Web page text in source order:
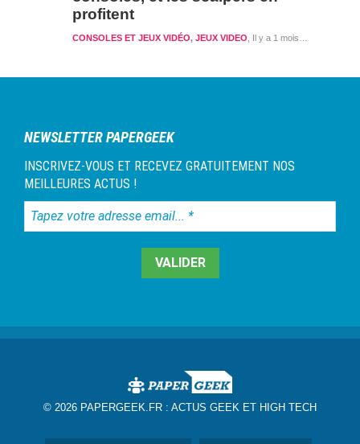
profitent
Il y a 1 mois et 1 semaine
CONSOLES ET JEUX VIDÉO, JEUX VIDEO
NEWSLETTER PAPERGEEK
INSCRIVEZ-VOUS ET RECEVEZ GRATUITEMENT NOS
MEILLEURES ACTUS !
Tapez
votre
© 2026 PAPERGEEK.FR : ACTUS GEEK ET HIGH TECH